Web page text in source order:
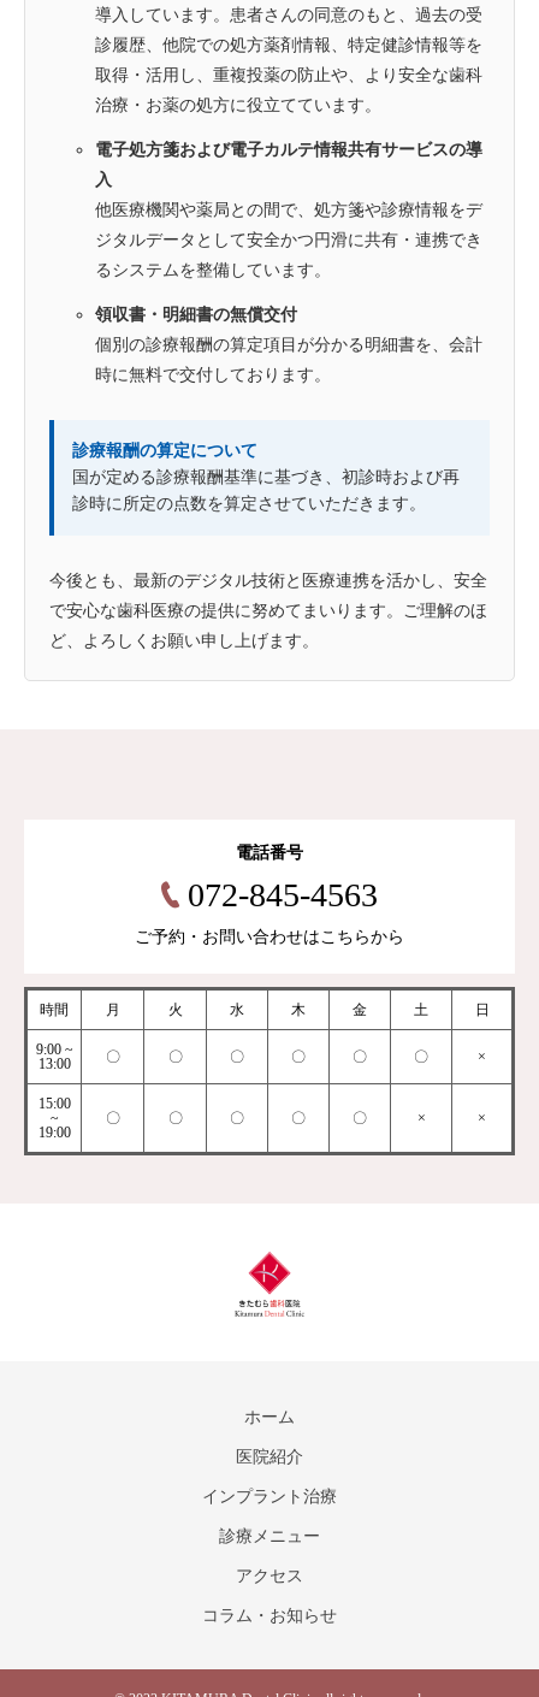
導入しています。患者さんの同意のもと、過去の受
診履歴、他院での処方薬剤情報、特定健診情報等を
取得・活用し、重複投薬の防止や、より安全な歯科
治療・お薬の処方に役立てています。
電子処方箋および電子カルテ情報共有サービスの導
入
他医療機関や薬局との間で、処方箋や診療情報をデ
ジタルデータとして安全かつ円滑に共有・連携でき
るシステムを整備しています。
領収書・明細書の無償交付
個別の診療報酬の算定項目が分かる明細書を、会計
時に無料で交付しております。
診療報酬の算定について
国が定める診療報酬基準に基づき、初診時および再
診時に所定の点数を算定させていただきます。
今後とも、最新のデジタル技術と医療連携を活かし、安全
で安心な歯科医療の提供に努めてまいります。ご理解のほ
ど、よろしくお願い申し上げます。
電話番号
072-845-4563
ご予約・お問い合わせはこちらから
時間 月 火 水 木 金 土 日
9:00 ~
13:00
〇 〇 〇 〇 〇 〇 ×
15:00
~
19:00
〇 〇 〇 〇 〇 × ×
ホーム
医院紹介
インプラント治療
診療メニュー
アクセス
コラム・お知らせ